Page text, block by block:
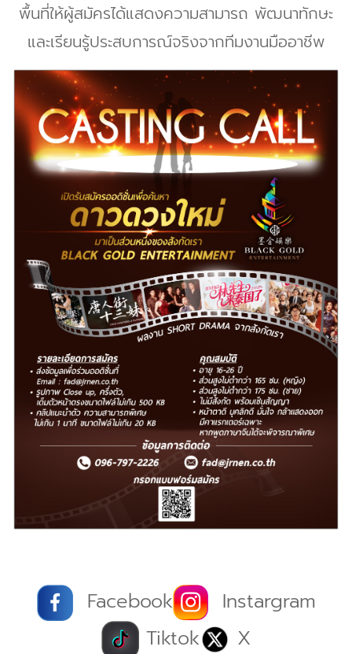
พื้นที่ให้ผู้สมัครได้แสดงความสามารถ พัฒนาทักษะ
และเรียนรู้ประสบการณ์จริงจากทีมงานมืออาชีพ
Facebook
Instargram
Tiktok
X